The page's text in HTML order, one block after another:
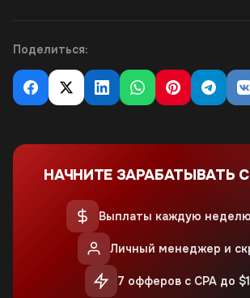
Поделиться:
НАЧНИТЕ ЗАРАБАТЫВАТЬ С
Выплаты каждую неделю
Личный менеджер и
7 офферов с CPA до